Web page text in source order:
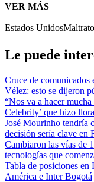
VER MÁS
Estados Unidos
Le puede
Cruce de
Vélez: esto se dijeron
“Nos va a hacer
Celebrity’ que hizo
José Mourinho tendría
decisión sería clave en
Cambiaron las vías de
tecnologías que
Tabla de posiciones
América e Inter Bogotá